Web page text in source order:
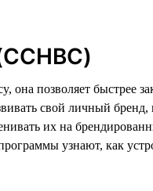
позволяет быстрее
свой личный бренд,
их на
узнают, как